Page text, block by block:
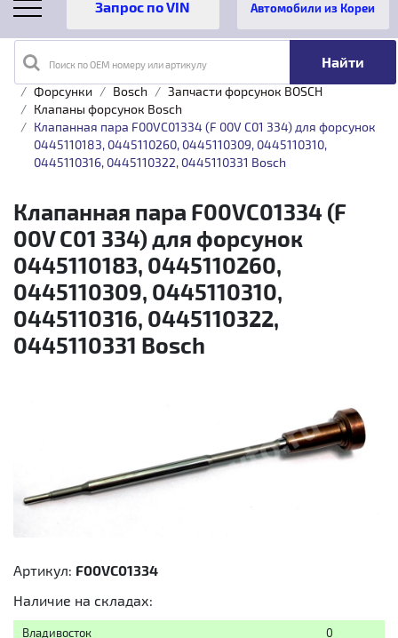
Поиск по OEM номеру или артикулу
Автомобили из Кореи
Главная Каталог товаров
Топливная аппаратура
Форсунки
Bosch
Запчасти форсунок BOSCH
Клапаны форсунок Bosch
Клапанная пара F00VC01334 (F 00V C01 334) для форсунок
0445110183, 0445110260, 0445110309, 0445110310,
0445110316, 0445110322, 0445110331 Bosch
Клапанная пара F00VC01334 (F
00V C01 334) для форсунок
0445110183, 0445110260,
0445110309, 0445110310,
0445110316, 0445110322,
0445110331 Bosch
Артикул: F00VC01334
Наличие на складах:
Владивосток
0